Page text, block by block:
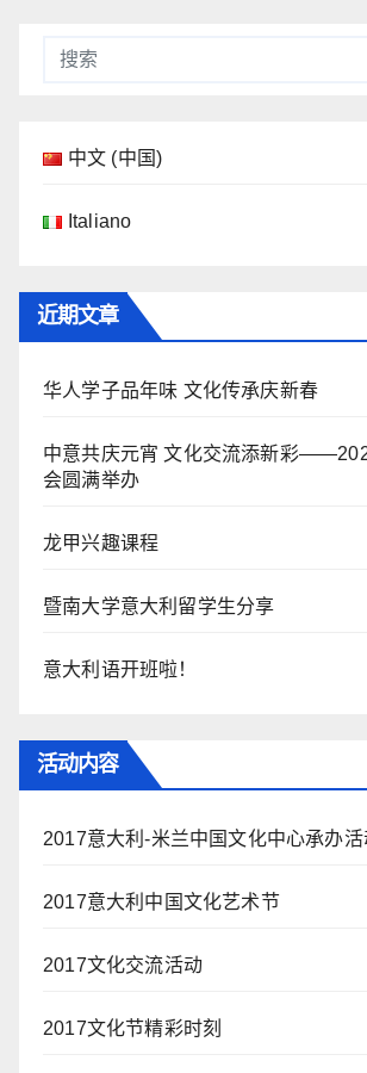
中文 (中国)
Italiano
近期文章
华人学子品年味 文化传承庆新春
中意共庆元宵 文化交流添新彩
会圆满举办
龙甲兴趣课程
暨南大学意大利留学生分享
意大利语开班啦！
活动内容
2017意大利-米兰中国文化中心承办活
2017意大利中国文化艺术节
2017文化交流活动
2017文化节精彩时刻